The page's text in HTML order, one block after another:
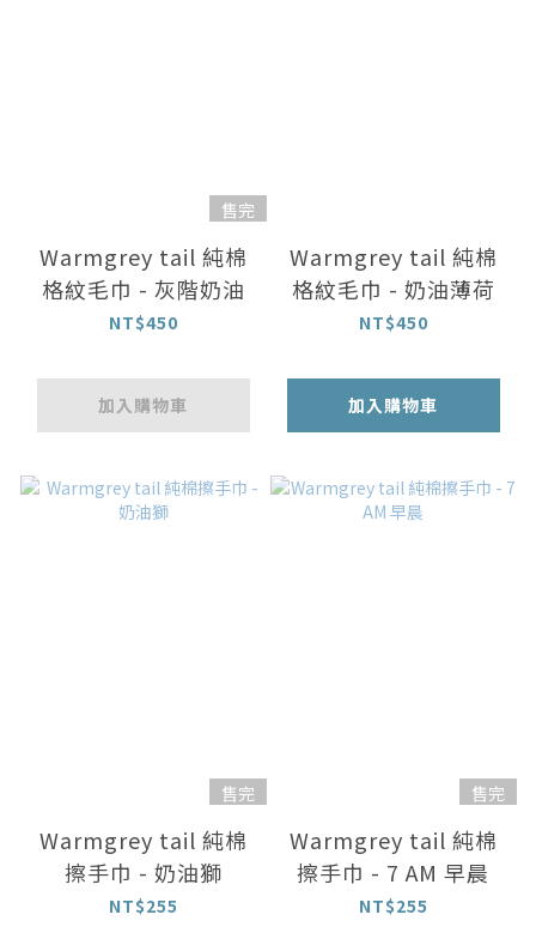
售完
Warmgrey tail 純棉
格紋毛巾 - 灰階奶油
NT$450
加入購物車
Warmgrey tail 純棉
格紋毛巾 - 奶油薄荷
NT$450
加入購物車
售完
Warmgrey tail 純棉
擦手巾 - 奶油獅
NT$255
售完
Warmgrey tail 純棉
擦手巾 - 7 AM 早晨
NT$255